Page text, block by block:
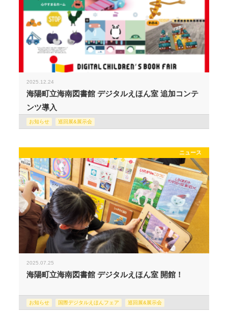
2025.12.24
海陽町立海南図書館 デジタルえほん室 追加コンテ
ンツ導入
お知らせ 巡回展&展示会
ニュース
2025.07.25
海陽町立海南図書館 デジタルえほん室 開館！
お知らせ 国際デジタルえほんフェア 巡回展&展示会